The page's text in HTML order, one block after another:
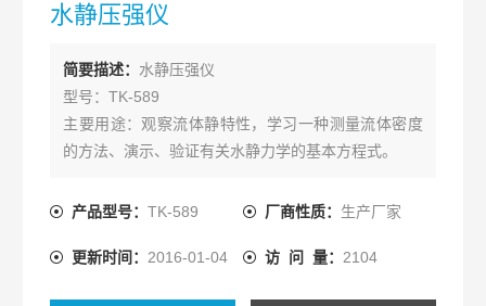
水静压强仪
简要描述： 水静压强仪
型号：TK-589
主要用途：观察流体静特性，学习一种测量流体密度
的方法、演示、验证有关水静力学的基本方程式。
产品型号：TK-589 厂商性质： 生产厂家
更新时间： 2016-01-04 访 问 量： 2104